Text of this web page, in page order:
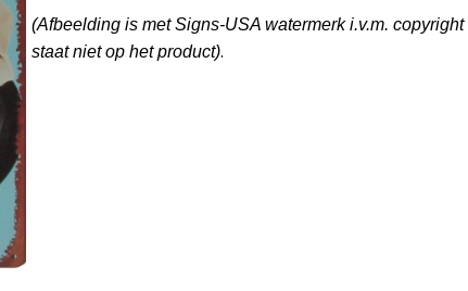
(Afbeelding is met Signs-USA watermerk i.v.m.
staat niet op het product).